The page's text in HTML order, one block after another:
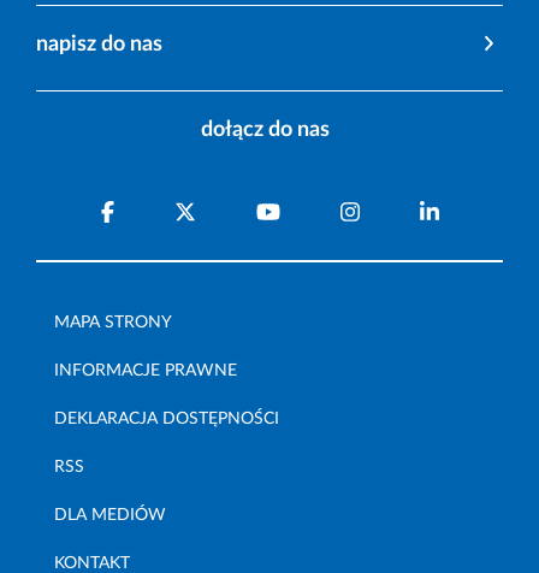
napisz do nas
dołącz do nas
MAPA STRONY
INFORMACJE PRAWNE
DEKLARACJA DOSTĘPNOŚCI
RSS
DLA MEDIÓW
KONTAKT